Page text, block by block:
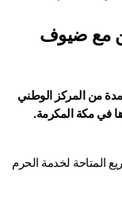
كيفية التبرع لخدمة المعتمرين مع ضيوف
تُعد جمعية ضيوف الرحمن جهة خيرية موثوقة، معتمدة من المركز الوطني
لخدمة الحرم